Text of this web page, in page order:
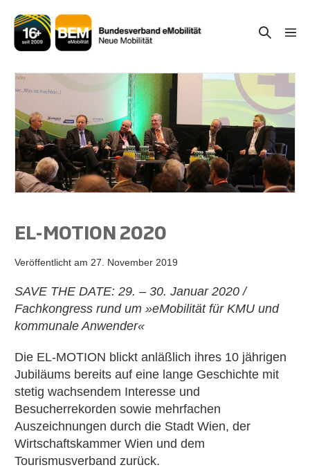
Inhalt
springen
Suche-
EL-MOTION 2020
Veröffentlicht am 27. November 2019
SAVE THE DATE: 29. – 30. Januar 2020 /
Fachkongress rund um »eMobilität für KMU und
kommunale Anwender«
Die EL-MOTION blickt anläßlich ihres 10 jährigen
Jubiläums bereits auf eine lange Geschichte mit
stetig wachsendem Interesse und
Besucherrekorden sowie mehrfachen
Auszeichnungen durch die Stadt Wien, der
Wirtschaftskammer Wien und dem
Tourismusverband zurück.